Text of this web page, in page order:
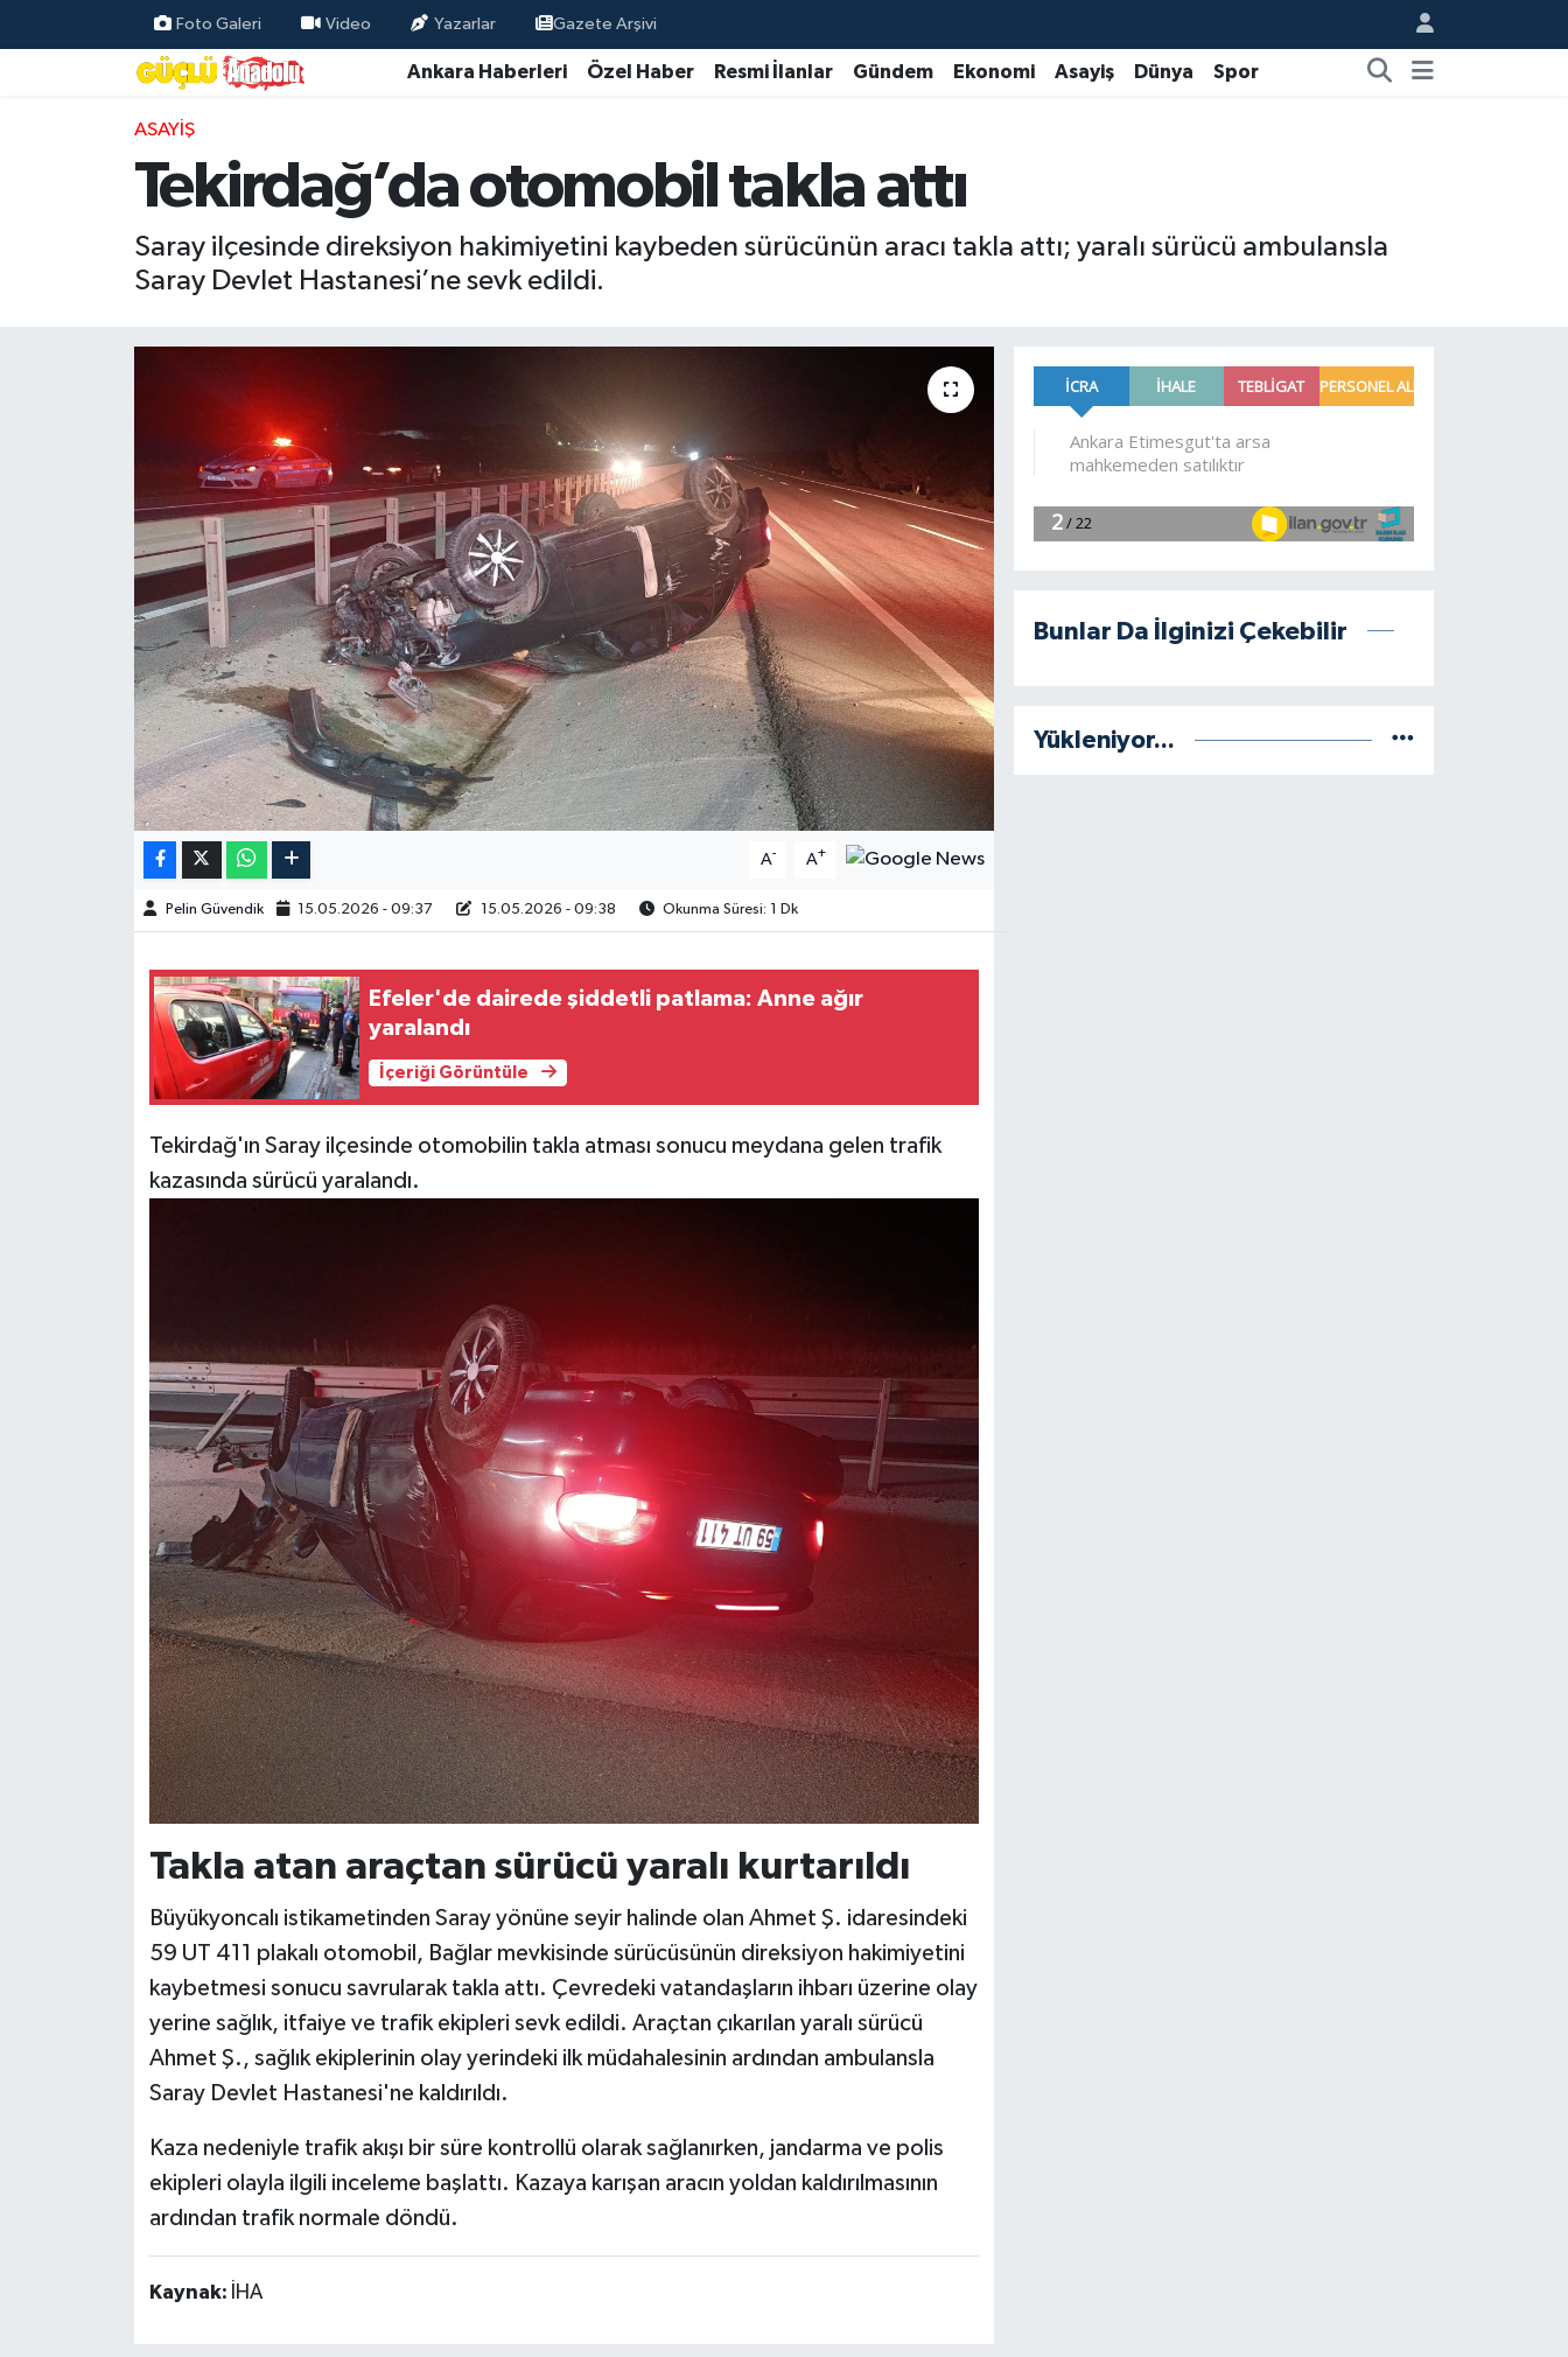
Foto Galeri Video Yazarlar Gazete Arşivi
Ankara Haberleri Özel Haber Resmi İlanlar Gündem Ekonomi Asayiş Dünya Spor
ASAYIŞ
Tekirdağ’da otomobil takla attı
Saray ilçesinde direksiyon hakimiyetini kaybeden sürücünün aracı takla attı; yaralı sürücü ambulansla
Saray Devlet Hastanesi’ne sevk edildi.
A- A+
Pelin Güvendik 15.05.2026 - 09:37 15.05.2026 - 09:38 Okunma Süresi: 1 Dk
Efeler'de dairede şiddetli patlama: Anne ağır
yaralandı
İçeriği Görüntüle
Tekirdağ'ın Saray ilçesinde otomobilin takla atması sonucu meydana gelen trafik
kazasında sürücü yaralandı.
Takla atan araçtan sürücü yaralı kurtarıldı
Büyükyoncalı istikametinden Saray yönüne seyir halinde olan Ahmet Ş. idaresindeki
59 UT 411 plakalı otomobil, Bağlar mevkisinde sürücüsünün direksiyon hakimiyetini
kaybetmesi sonucu savrularak takla attı. Çevredeki vatandaşların ihbarı üzerine olay
yerine sağlık, itfaiye ve trafik ekipleri sevk edildi. Araçtan çıkarılan yaralı sürücü
Ahmet Ş., sağlık ekiplerinin olay yerindeki ilk müdahalesinin ardından ambulansla
Saray Devlet Hastanesi'ne kaldırıldı.
Kaza nedeniyle trafik akışı bir süre kontrollü olarak sağlanırken, jandarma ve polis
ekipleri olayla ilgili inceleme başlattı. Kazaya karışan aracın yoldan kaldırılmasının
ardından trafik normale döndü.
Kaynak: İHA
Bunlar Da İlginizi Çekebilir
Yükleniyor...
Özel Haber
Resmi İlanlar
Ekonomi
Magazin
Burç Yorumları
Hava Durumu
Kim kimdir?
Kültür Sanat